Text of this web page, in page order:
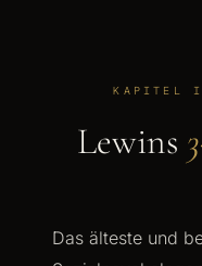
KAPITEL
Lewins
Das älteste und